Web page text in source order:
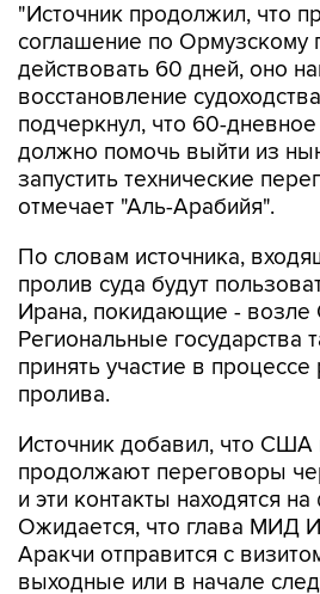
"Источник продолжил, что
соглашение по Ормузскому
действовать 60 дней, оно
восстановление
подчеркнул, что 60-
должно помочь выйти из
запустить технические
отмечает "Аль-Арабийя".
По словам источника,
пролив суда будут
Ирана, покидающие - возле
Региональные государства
принять участие в
пролива.
Источник добавил, что США
продолжают переговоры
и эти контакты находятся
Ожидается, что глава МИД
Аракчи отправится с
выходные или в начале